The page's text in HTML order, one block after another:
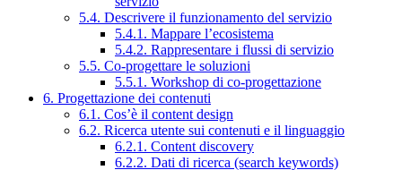
5.4. Descrivere il funzionamento del servizio
5.4.1. Mappare l’ecosistema
5.4.2. Rappresentare i flussi di servizio
5.5. Co-progettare le soluzioni
5.5.1. Workshop di co-progettazione
6. Progettazione dei contenuti
6.1. Cos’è il content design
6.2. Ricerca utente sui contenuti e il linguaggio
6.2.1. Content discovery
6.2.2. Dati di ricerca (search keywords)